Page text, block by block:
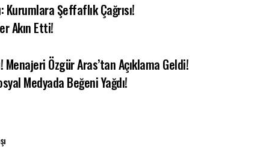
Kurumlara Şeffaflık Çağrısı!
Akın Etti!
Menajeri Özgür Aras’tan Açıklama Geldi!
Medyada Beğeni Yağdı!